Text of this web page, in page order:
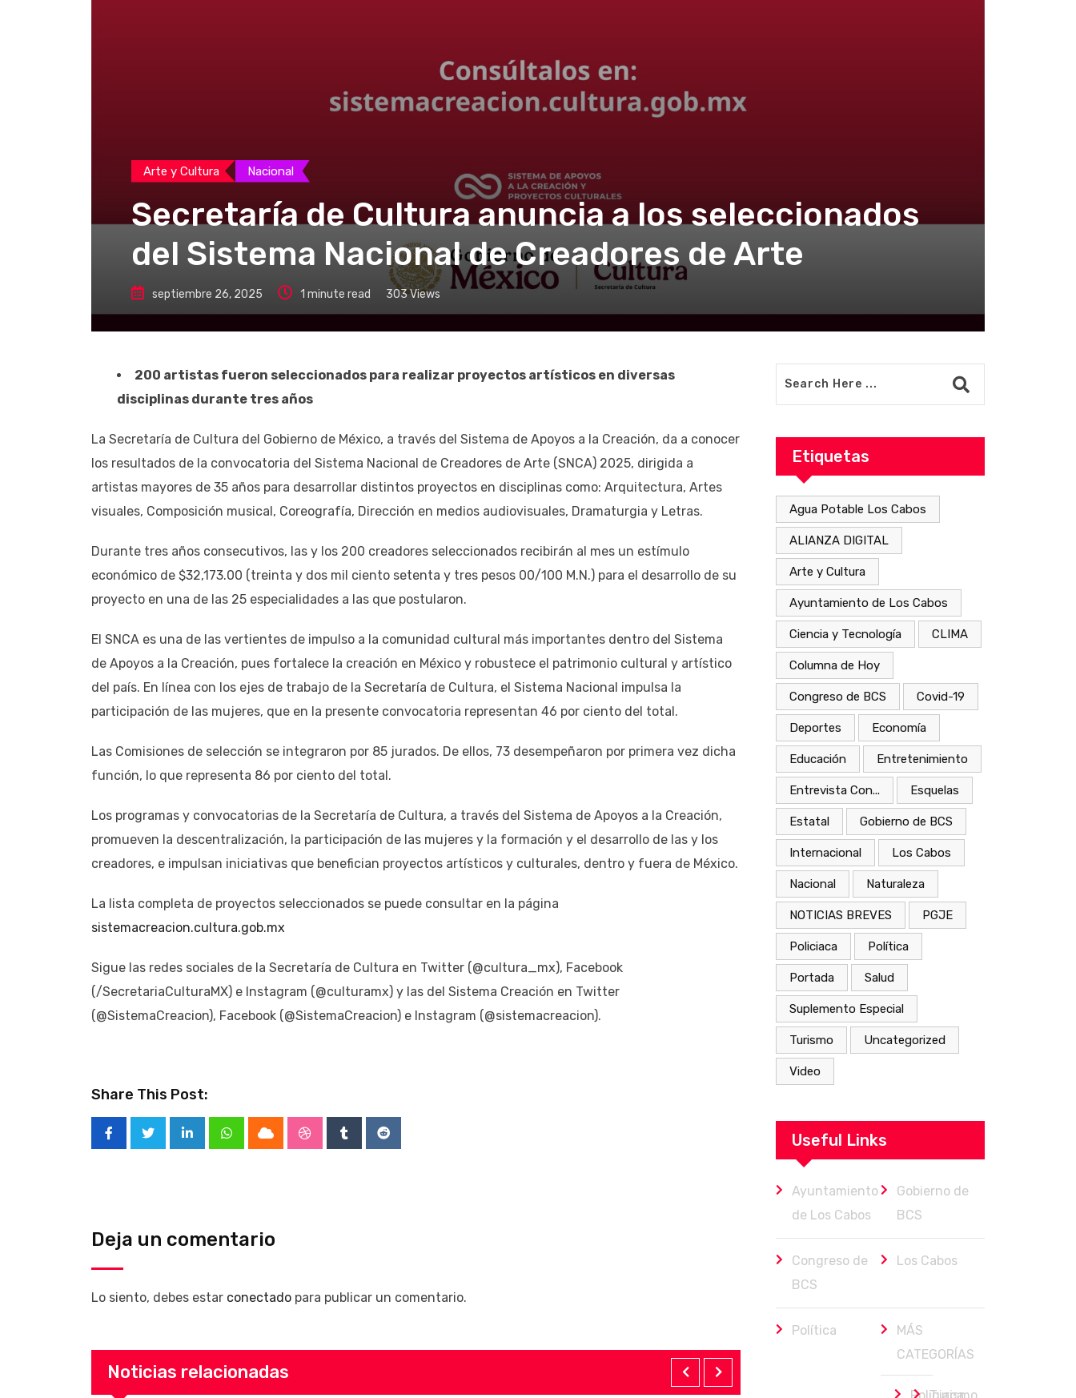
Arte y Cultura Nacional
Secretaría de Cultura anuncia a los seleccionados
del Sistema Nacional de Creadores de Arte
septiembre 26, 2025 1 minute read 303Views
200 artistas fueron seleccionados para realizar proyectos artísticos en diversas
disciplinas durante tres años
La Secretaría de Cultura del Gobierno de México, a través del Sistema de Apoyos a la Creación, da a conocer
los resultados de la convocatoria del Sistema Nacional de Creadores de Arte (SNCA) 2025, dirigida a
artistas mayores de 35 años para desarrollar distintos proyectos en disciplinas como: Arquitectura, Artes
visuales, Composición musical, Coreografía, Dirección en medios audiovisuales, Dramaturgia y Letras.
Durante tres años consecutivos, las y los 200 creadores seleccionados recibirán al mes un estímulo
económico de $32,173.00 (treinta y dos mil ciento setenta y tres pesos 00/100 M.N.) para el desarrollo de su
proyecto en una de las 25 especialidades a las que postularon.
El SNCA es una de las vertientes de impulso a la comunidad cultural más importantes dentro del Sistema
de Apoyos a la Creación, pues fortalece la creación en México y robustece el patrimonio cultural y artístico
del país. En línea con los ejes de trabajo de la Secretaría de Cultura, el Sistema Nacional impulsa la
participación de las mujeres, que en la presente convocatoria representan 46 por ciento del total.
Las Comisiones de selección se integraron por 85 jurados. De ellos, 73 desempeñaron por primera vez dicha
función, lo que representa 86 por ciento del total.
Los programas y convocatorias de la Secretaría de Cultura, a través del Sistema de Apoyos a la Creación,
promueven la descentralización, la participación de las mujeres y la formación y el desarrollo de las y los
creadores, e impulsan iniciativas que benefician proyectos artísticos y culturales, dentro y fuera de México.
La lista completa de proyectos seleccionados se puede consultar en la página
sistemacreacion.cultura.gob.mx
Sigue las redes sociales de la Secretaría de Cultura en Twitter (@cultura_mx), Facebook
(/SecretariaCulturaMX) e Instagram (@culturamx) y las del Sistema Creación en Twitter
(@SistemaCreacion), Facebook (@SistemaCreacion) e Instagram (@sistemacreacion).
Share This Post:
LinkedInWhatsappCloud StumbleUpon
TumblrReddit
Deja un comentario
Lo siento, debes estar conectado para publicar un comentario.
Noticias relacionadas
Etiquetas
Agua Potable Los Cabos
ALIANZA DIGITAL
Arte y Cultura
Ayuntamiento de Los Cabos
Ciencia y Tecnología CLIMA
Columna de Hoy
Congreso de BCS Covid-19
Deportes Economía
Educación Entretenimiento
Entrevista Con... Esquelas
Estatal Gobierno de BCS
Internacional Los Cabos
Nacional Naturaleza
NOTICIAS BREVES PGJE
Policiaca Política
Portada Salud
Suplemento Especial
Turismo Uncategorized
Video
Useful Links
Ayuntamiento
de Los Cabos
Gobierno de
BCS
Congreso de
BCS
Los Cabos
Política
MÁS
CATEGORÍAS
Policiaca
Turismo